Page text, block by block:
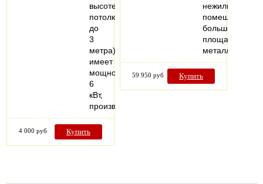
высоте
потолков
до
3
метра),
имеет
мощность
6
кВт,
производительность…
4 000 руб Купить
нежилых
помещений
большой
площади,
59 950 руб Купить